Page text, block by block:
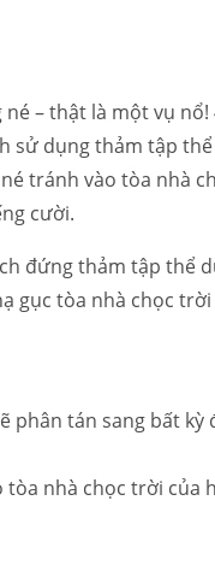
– thật là một vụ
sử dụng thảm tập
tránh vào tòa nhà
cười.
đứng thảm tập thể
gục tòa nhà chọc
tán sang bất kỳ
tòa nhà chọc trời của